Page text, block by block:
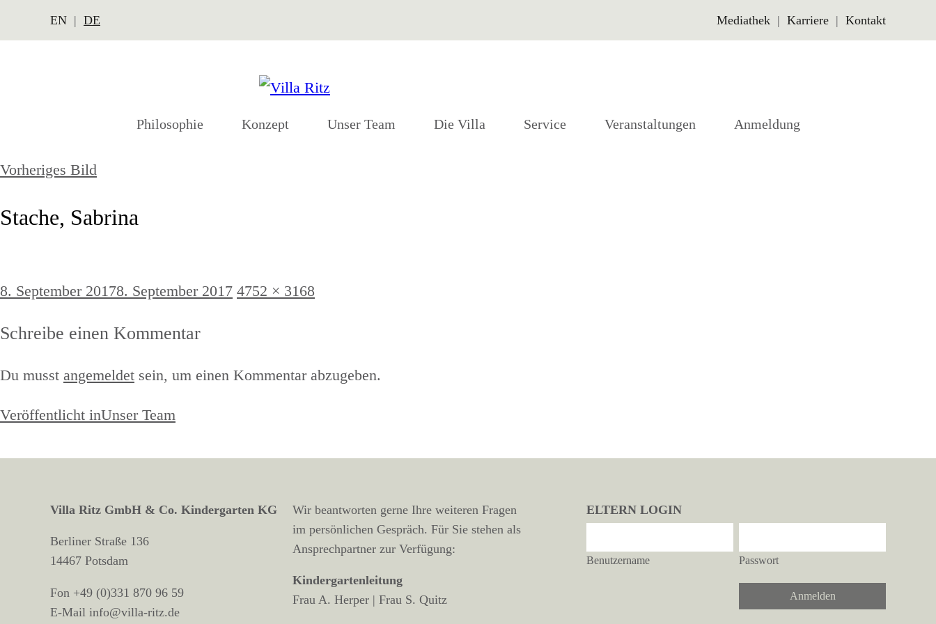
EN DE Mediathek Karriere Kontakt
Philosophie Konzept Unser Team Die Villa Service Veranstaltungen Anmeldung
Vorheriges Bild
Stache, Sabrina
Veröffentlicht
8. September 20178. September 2017 Originalgröße
4752 × 3168
Schreibe einen Kommentar
Du musst angemeldet sein, um einen Kommentar abzugeben.
Beitragsnavigation
Veröffentlicht inUnser Team
Villa Ritz GmbH & Co. Kindergarten KG
Berliner Straße 136
14467 Potsdam
Fon +49 (0)331 870 96 59
E-Mail info@villa-ritz.de
Wir beantworten gerne Ihre weiteren Fragen
im persönlichen Gespräch. Für Sie stehen als
Ansprechpartner zur Verfügung:
Kindergartenleitung
Frau A. Herper | Frau S. Quitz
ELTERN LOGIN
Benutzername Passwort
Anmelden